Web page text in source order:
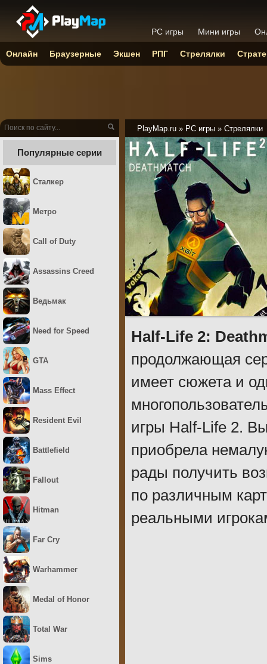
PlayMap.ru » PC игры » Стрелялки
Half-Life 2:
продолжающая
имеет сюжета и
игры Half-Life 2.
приобрела
рады получить
по различным
реальными
Популярные серии
Сталкер
Метро
Call of Duty
Assassins Creed
Ведьмак
Need for Speed
GTA
Mass Effect
Resident Evil
Battlefield
Fallout
Hitman
Far Cry
Warhammer
Medal of Honor
Total War
Sims
PC игры Мини игры
Онлайн Браузерные Экшен РПГ Стрелялки